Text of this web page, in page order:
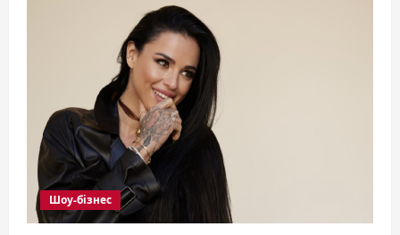
Шоу-бізнес